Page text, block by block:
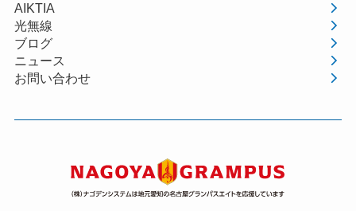
AIKTIA
光無線
ブログ
ニュース
お問い合わせ